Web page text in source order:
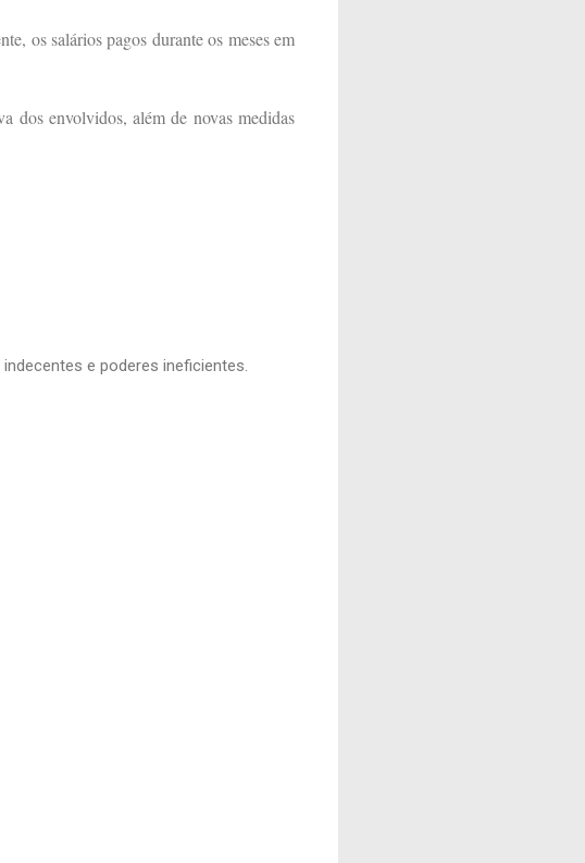
os salários pagos durante os meses em
dos envolvidos, além de novas medidas
e poderes ineficientes.